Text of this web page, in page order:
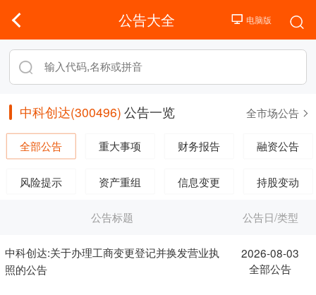
公告大全
中科创达(300496) 公告一览 全市场公告
全部公告 重大事项 财务报告 融资公告
风险提示 资产重组 信息变更 持股变动
公告标题 公告日/类型
中科创达:关于办理工商变更登记并换发营业执
照的公告
2026-08-03
全部公告